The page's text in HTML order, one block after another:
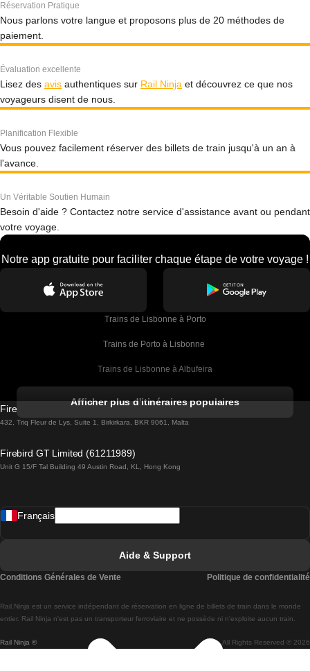
Réservation Pratique
Nous parlons votre langue et proposons plus de 20 méthodes de
paiement.
Évaluation excellente
Lisez des avis authentiques sur Rail Ninja et découvrez ce que nos
voyageurs disent de nous.
Planification Flexible
Vous pouvez facilement réserver des billets de train jusqu'à un an à
l'avance.
Un Véritable Soutien Humain
Besoin d'aide ? Contactez notre service d'assistance avant ou pendant
votre voyage.
Notre app gratuite pour faciliter chaque étape de votre voyage !
Trains de Lisbonne à Porto
Trains de Porto à Lisbonne
Trains de Lisbonne à Albufeira
Trains de Lisbonne à Lagos
Trains de Lisbonne à Madrid
Trains de Lisbonne à Braga
Trains de Braga à Lisbonne
Afficher plus d'itinéraires populaires
Firebird GT Limited (OC 1451)
432, Triq Fleur de Lys, Suite 1, Birkirkara, BKR 9061, Malta
Firebird GT Limited (61211989)
Unit G 15/F Tal Building 49 Austin Road, KL, Hong Kong
Rail Ninja ® All Rights Reserved © 2026
Rail.Ninja est un service indépendant de réservation en ligne de billets de train dans le monde
entier. Rail Ninja n'est pas un transporteur ferroviaire et ne possède ni n'exploite aucun train.
Français
Aide & Support
Conditions Générales de Vente Politique de confidentialité